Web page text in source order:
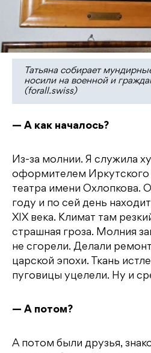
Татьяна собирает
носили на военной и
(forall.swiss)
— А как началось?
Из-за молнии. Я служила
оформителем Иркутского
театра имени Охлопкова.
году и по сей день
XIX века. Климат там
страшная гроза. Молния
не сгорели. Делали
царской эпохи. Ткань
пуговицы уцелели. Ну и
— А потом?
А потом были друзья,